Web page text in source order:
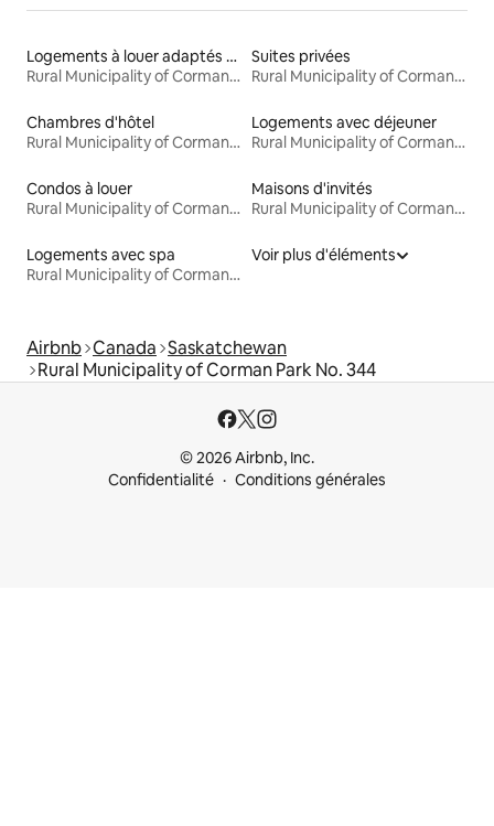
Logements à louer adaptés aux animaux
Rural Municipality of Corman Park No. 344
Suites privées
Rural Municipality of Corman Park No. 344
Chambres d'hôtel
Rural Municipality of Corman Park No. 344
Logements avec déjeuner
Rural Municipality of Corman Park No. 344
Condos à louer
Rural Municipality of Corman Park No. 344
Maisons d'invités
Rural Municipality of Corman Park No. 344
Logements avec spa
Rural Municipality of Corman Park No. 344
Voir plus d'éléments
Airbnb Canada Saskatchewan
Rural Municipality of Corman Park No. 344
© 2026 Airbnb, Inc.
Confidentialité
Conditions générales